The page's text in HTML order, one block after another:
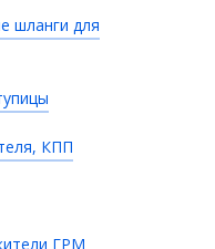
шланги для
КПП
ГРМ